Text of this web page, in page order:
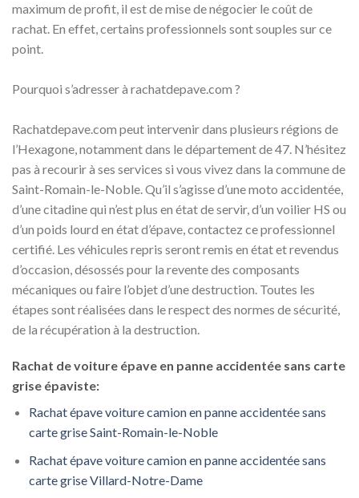
maximum de profit, il est de mise de négocier le coût de
rachat. En effet, certains professionnels sont souples sur ce
point.
Pourquoi s’adresser à rachatdepave.com ?
Rachatdepave.com peut intervenir dans plusieurs régions de
l’Hexagone, notamment dans le département de 47. N’hésitez
pas à recourir à ses services si vous vivez dans la commune de
Saint-Romain-le-Noble. Qu’il s’agisse d’une moto accidentée,
d’une citadine qui n’est plus en état de servir, d’un voilier HS ou
d’un poids lourd en état d’épave, contactez ce professionnel
certifié. Les véhicules repris seront remis en état et revendus
d’occasion, désossés pour la revente des composants
mécaniques ou faire l’objet d’une destruction. Toutes les
étapes sont réalisées dans le respect des normes de sécurité,
de la récupération à la destruction.
Rachat de voiture épave en panne accidentée sans carte
grise épaviste:
Rachat épave voiture camion en panne accidentée sans
carte grise Saint-Romain-le-Noble
Rachat épave voiture camion en panne accidentée sans
carte grise Villard-Notre-Dame